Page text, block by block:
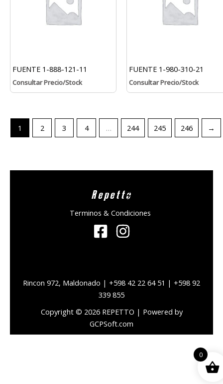
FUENTE 1-888-121-11
Consultar Precio/Stock
FUENTE 1-980-310-21
Consultar Precio/Stock
1 2 3 4 … 244 245 246 →
Repetto
Terminos & Condiciones
Rincon 972, Maldonado | +598 42 22 64 51 | +598 92
339 855
Copyright © 2026 REPETTO | Powered by
GCPSoft.com
0